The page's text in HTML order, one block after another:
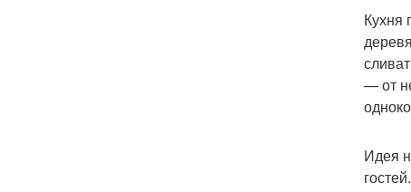
Кухня
— от
Идея